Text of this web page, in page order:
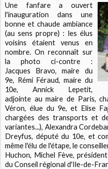
Une fanfare a ouvert
l'inauguration dans une
bonne et chaude ambiance
(au sens propre) : les élus
voisins étaient venus en
nombre. On reconnaît sur
la photo ci-contre :
Jacques Bravo, maire du
9e, Rémi Féraud, maire du
10e, Annick Lepetit,
adjointe au maire de Paris,
Véron, élue du 9e, et Elise
chargées des transports et
variantes...), Alexandra
Dreyfus, député du 10e, et
même l'élu de l'étape, le
Huchon, Michel Fève,
du Conseil régional d'Ile-de-